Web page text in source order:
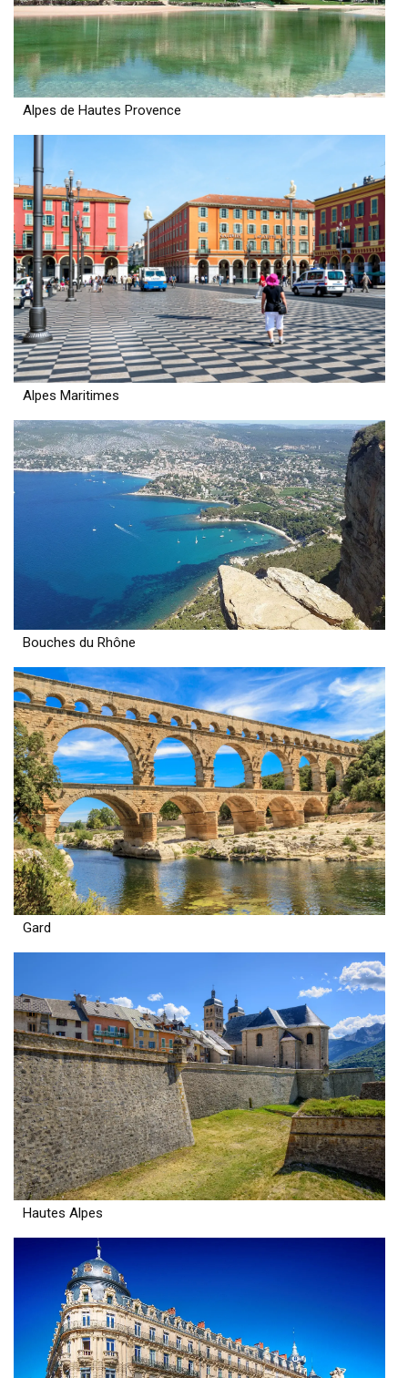
Alpes de Hautes Provence
Alpes Maritimes
Bouches du Rhône
Gard
Hautes Alpes